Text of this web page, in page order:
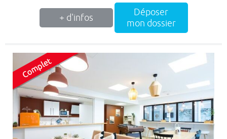
+ d'infos
Déposer
mon dossier